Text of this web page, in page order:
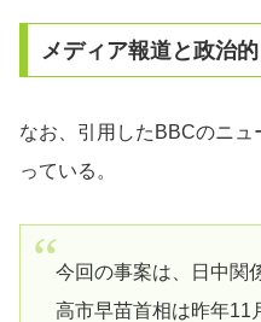
メディア報道と政治
なお、引用したBBCのニュ
っている。
今回の事案は、日中関
高市早苗首相は昨年11